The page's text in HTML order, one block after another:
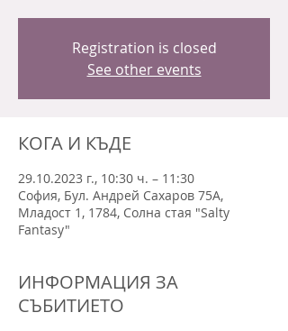
Registration is closed
See other events
КОГА И КЪДЕ
29.10.2023 г., 10:30 ч. – 11:30
София, Бул. Андрей Сахаров 75А,
Младост 1, 1784, Солна стая "Salty
Fantasy"
ИНФОРМАЦИЯ ЗА
СЪБИТИЕТО